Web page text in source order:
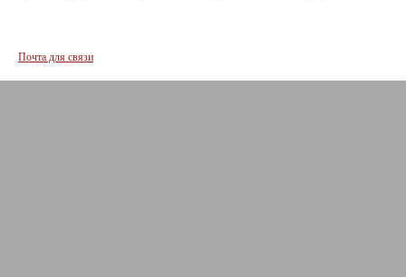
Почта для связи